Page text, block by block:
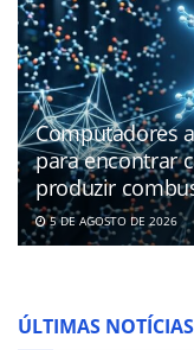
Computadores
para encontrar
produzir
5 DE AGOSTO DE 2026
ÚLTIMAS NOTÍCIAS